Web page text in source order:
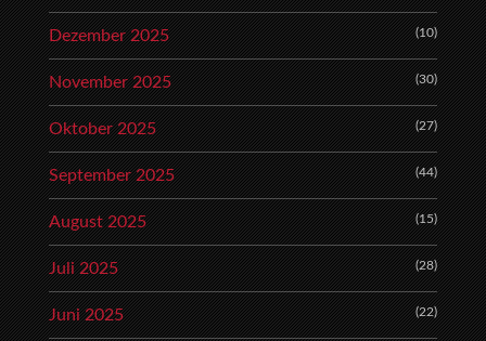
Dezember 2025 (10)
November 2025 (30)
Oktober 2025 (27)
September 2025 (44)
August 2025 (15)
Juli 2025 (28)
Juni 2025 (22)